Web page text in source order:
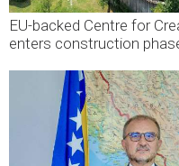
EU-backed Centre for
enters construction